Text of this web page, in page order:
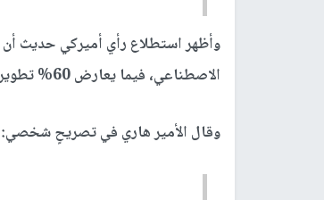
الاصطناعي، فيما يعارض 60% تطويرها دون رقابة.
وقال الأمير هاري في تصريحٍ شخصي: